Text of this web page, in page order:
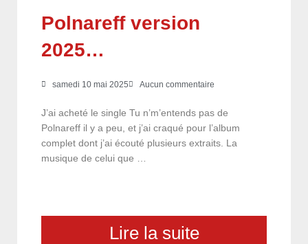
Polnareff version
2025…
samedi 10 mai 2025 Aucun commentaire
J’ai acheté le single Tu n’m’entends pas de
Polnareff il y a peu, et j’ai craqué pour l’album
complet dont j’ai écouté plusieurs extraits. La
musique de celui que …
Lire la suite